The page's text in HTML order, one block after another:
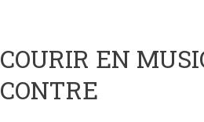
COURIR EN
CONTRE